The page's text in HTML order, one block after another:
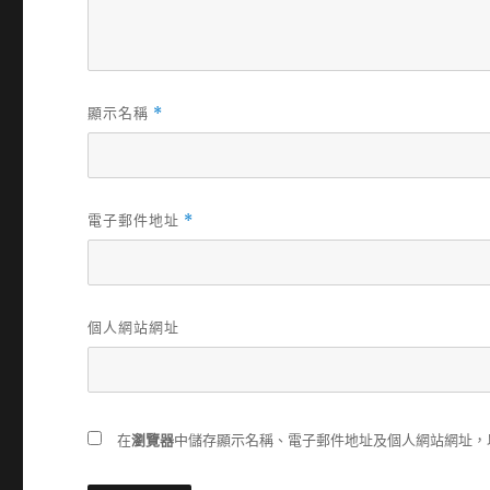
顯示名稱 *
電子郵件地址 *
個人網站網址
在瀏覽器中儲存顯示名稱、電子郵件地址及個人網站網址